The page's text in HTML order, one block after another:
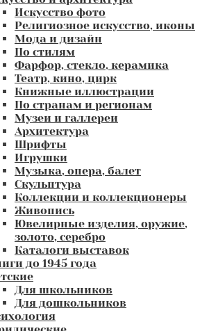
Искусство фото
Религиозное искусство, иконы
Мода и дизайн
По стилям
Фарфор, стекло, керамика
Театр, кино, цирк
Книжные иллюстрации
По странам и регионам
Музеи и галлереи
Архитектура
Шрифты
Игрушки
Музыка, опера, балет
Скульптура
Коллекции и коллекционеры
Живопись
Ювелирные изделия, оружие,
золото, серебро
Каталоги выставок
до 1945 года
Для школьников
Для дошкольников